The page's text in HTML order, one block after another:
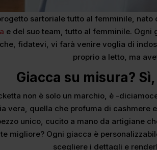
sartoriale tutto al femminile, nato
e del suo team, tutto al femminile. Ogni
fidatevi, vi farà venire voglia di
proprio a letto, ma
Giacca su misura?
non è solo un marchio, è -
vera, quella che profuma di cashmere
unico, cucito a mano da artigiane
migliore? Ogni giacca è
scegliere i dettagli e